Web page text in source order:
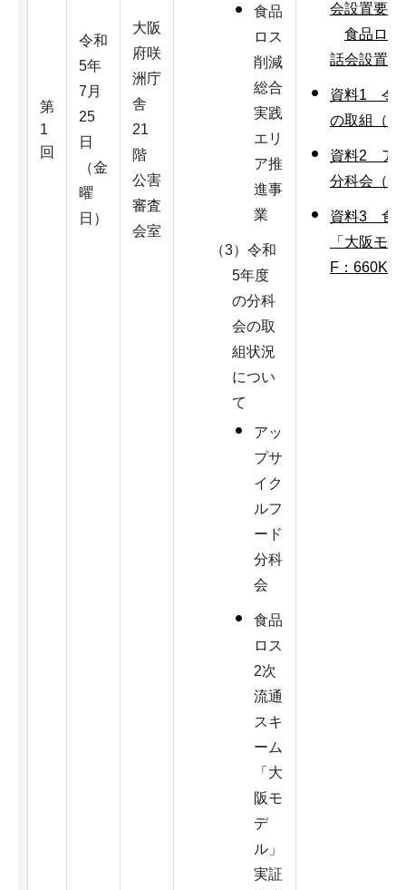
第
1
回
令和
5年
7月
25
日
（金
曜
日）
大阪
府咲
洲庁
舎
21
階
公害
審査
会室
食品
ロス
削減
総合
実践
エリ
ア推
進事
業
（3）令和
5年度
の分科
会の取
組状況
につい
て
アッ
プサ
イク
ルフ
ード
分科
会
食品
ロス
2次
流通
スキ
ーム
「大
阪モ
デ
ル」
実証
会設置要
食品ロス
話会設置
資料1 令
の取組（
資料2 ア
分科会（
資料3 食
「大阪モ
F：660KB